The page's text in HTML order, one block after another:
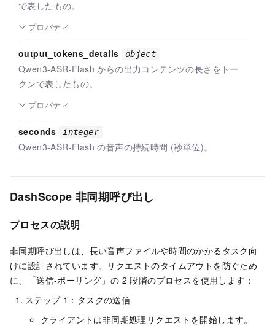
で表したもの。
プロパティ
output_tokens_details object
Qwen3-ASR-Flash からの出力コンテンツの長さをトー
クンで表したもの。
プロパティ
seconds integer
Qwen3-ASR-Flash の音声の持続時間 (秒単位)。
DashScope 非同期呼び出し
プロセスの説明
非同期呼び出しは、長い音声ファイルや時間のかかるタスク向
けに設計されています。リクエストのタイムアウトを防ぐため
に、「送信-ポーリング」の 2 段階のプロセスを使用します：
ステップ 1：タスクの送信
クライアントは非同期処理リクエストを開始します。